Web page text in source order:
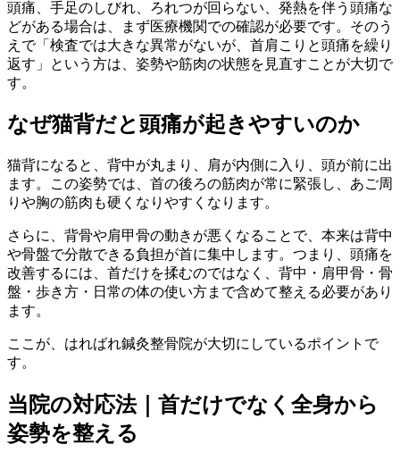
頭痛、手足のしびれ、ろれつが回らない、発熱を伴う頭痛な
どがある場合は、まず医療機関での確認が必要です。そのう
えで「検査では大きな異常がないが、首肩こりと頭痛を繰り
返す」という方は、姿勢や筋肉の状態を見直すことが大切で
す。
なぜ猫背だと頭痛が起きやすいのか
猫背になると、背中が丸まり、肩が内側に入り、頭が前に出
ます。この姿勢では、首の後ろの筋肉が常に緊張し、あご周
りや胸の筋肉も硬くなりやすくなります。
さらに、背骨や肩甲骨の動きが悪くなることで、本来は背中
や骨盤で分散できる負担が首に集中します。つまり、頭痛を
改善するには、首だけを揉むのではなく、背中・肩甲骨・骨
盤・歩き方・日常の体の使い方まで含めて整える必要があり
ます。
ここが、はればれ鍼灸整骨院が大切にしているポイントで
す。
当院の対応法｜首だけでなく全身から
姿勢を整える